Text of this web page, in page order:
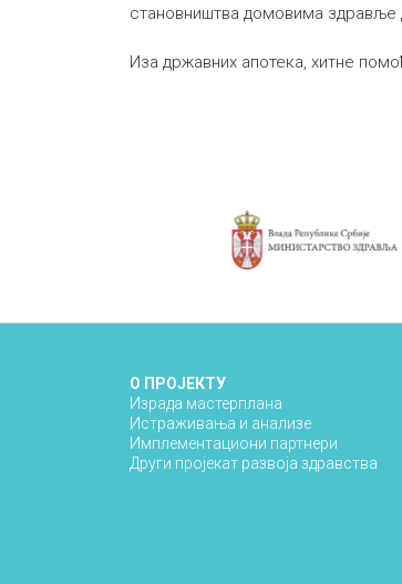
становништва домовима здравље
Иза државних апотека, хитне
О ПРОЈЕКТУ
Израда мастерплана
Истраживања и анализе
Имплементациони партнери
Други пројекат развоја здравства